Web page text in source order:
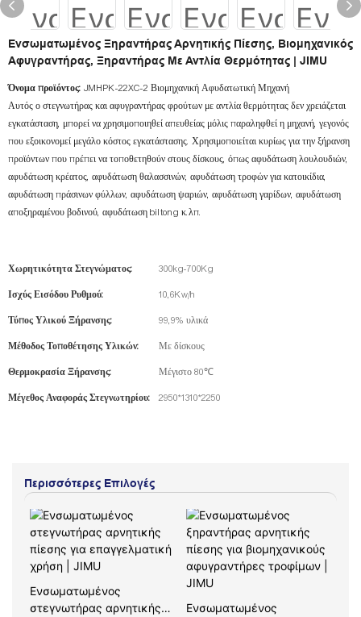
Ενσωματωμένος Ξηραντήρας Αρνητικής Πίεσης, Βιομηχανικός
Αφυγραντήρας, Ξηραντήρας Με Αντλία Θερμότητας | JIMU
Όνομα προϊόντος: JMHPK-22XC-2 Βιομηχανική Αφυδατωτική Μηχανή
Αυτός ο στεγνωτήρας και αφυγραντήρας φρούτων με αντλία θερμότητας δεν χρειάζεται
εγκατάσταση, μπορεί να χρησιμοποιηθεί απευθείας μόλις παραληφθεί η μηχανή, γεγονός
που εξοικονομεί μεγάλο κόστος εγκατάστασης. Χρησιμοποιείται κυρίως για την ξήρανση
προϊόντων που πρέπει να τοποθετηθούν στους δίσκους, όπως αφυδάτωση λουλουδιών,
αφυδάτωση κρέατος, αφυδάτωση θαλασσινών, αφυδάτωση τροφών για κατοικίδια,
αφυδάτωση πράσινων φύλλων, αφυδάτωση ψαριών, αφυδάτωση γαρίδων, αφυδάτωση
αποξηραμένου βοδινού, αφυδάτωση biltong κ.λπ.
Χωρητικότητα Στεγνώματος: 300kg-700Kg
Ισχύς Εισόδου Ρυθμού: 10,6Kw/h
Τύπος Υλικού Ξήρανσης: 99,9% υλικά
Μέθοδος Τοποθέτησης Υλικών: Με δίσκους
Θερμοκρασία Ξήρανσης: Μέγιστο 80℃
Μέγεθος Αναφοράς Στεγνωτηρίου: 2950*1310*2250
Περισσότερες Επιλογές
Ενσωματωμένος
στεγνωτήρας αρνητικής
Ενσωματωμένος